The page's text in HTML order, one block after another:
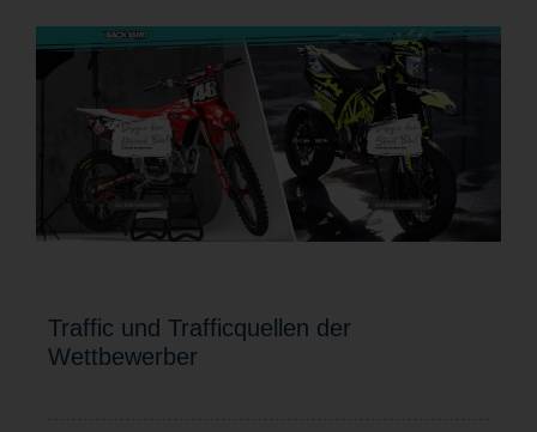
Traffic und Trafficquellen der
Wettbewerber